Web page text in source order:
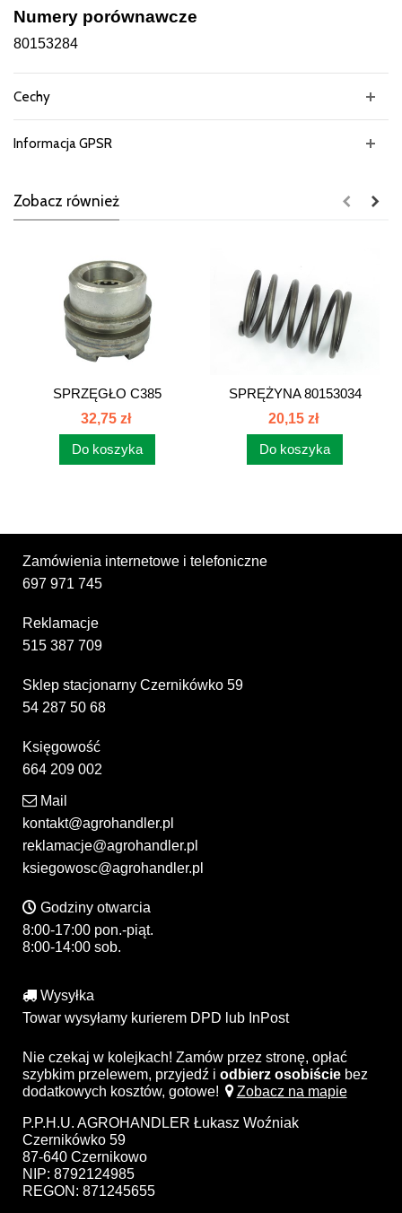
Numery porównawcze
80153284
Cechy
Informacja GPSR
Zobacz również
SPRZĘGŁO C385
80153033
32,75 zł
Do koszyka
SPRĘŻYNA 80153034
20,15 zł
Do koszyka
Zamówienia internetowe i telefoniczne
697 971 745
Reklamacje
515 387 709
Sklep stacjonarny Czernikówko 59
54 287 50 68
Księgowość
664 209 002
Mail
kontakt@agrohandler.pl
reklamacje@agrohandler.pl
ksiegowosc@agrohandler.pl
Godziny otwarcia
8:00-17:00 pon.-piąt.
8:00-14:00 sob.
Wysyłka
Towar wysyłamy kurierem DPD lub InPost
Nie czekaj w kolejkach! Zamów przez stronę, opłać
szybkim przelewem, przyjedź i odbierz osobiście bez
dodatkowych kosztów, gotowe!
Zobacz na mapie
P.P.H.U. AGROHANDLER Łukasz Woźniak
Czernikówko 59
87-640 Czernikowo
NIP: 8792124985
REGON: 871245655